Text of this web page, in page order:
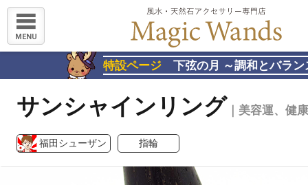
MENU
特設ページ 下弦の月 ～調和とバラン
サンシャインリング ｜美容運、健
福田シューザン 指輪